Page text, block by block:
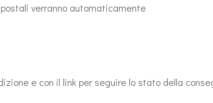
verranno automaticamente
e con il link per seguire lo stato della